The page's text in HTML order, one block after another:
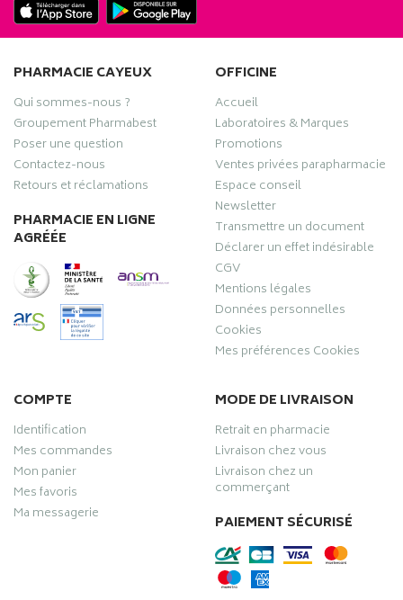
PHARMACIE CAYEUX
Qui sommes-nous ?
Groupement Pharmabest
Poser une question
Contactez-nous
Retours et réclamations
PHARMACIE EN LIGNE
AGRÉÉE
OFFICINE
Accueil
Laboratoires & Marques
Promotions
Ventes privées parapharmacie
Espace conseil
Newsletter
Transmettre un document
Déclarer un effet indésirable
CGV
Mentions légales
Données personnelles
Cookies
Mes préférences Cookies
COMPTE
Identification
Mes commandes
Mon panier
Mes favoris
Ma messagerie
MODE DE LIVRAISON
Retrait en pharmacie
Livraison chez vous
Livraison chez un
commerçant
PAIEMENT SÉCURISÉ